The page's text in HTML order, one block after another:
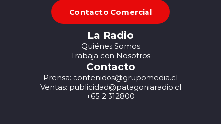
Contacto Comercial
La Radio
Quiénes Somos
Trabaja con Nosotros
Contacto
Prensa: contenidos@grupomedia.cl
Ventas: publicidad@patagoniaradio.cl
+65 2 312800